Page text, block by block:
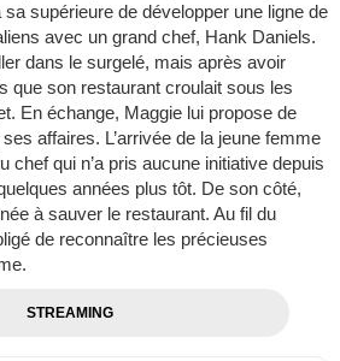
supérieure de développer une ligne de
avec un grand chef, Hank Daniels.
dans le surgelé, mais après avoir
que son restaurant croulait sous les
En échange, Maggie lui propose de
affaires. L’arrivée de la jeune femme
chef qui n’a pris aucune initiative depuis
années plus tôt. De son côté,
à sauver le restaurant. Au fil du
de reconnaître les précieuses
STREAMING